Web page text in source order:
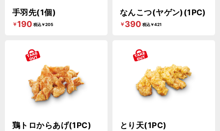
手羽先(1個)
￥190 税込￥205
なんこつ(ヤゲン)(1PC)
￥ 390 税込￥421
鶏トロからあげ(1PC) とり天(1PC)